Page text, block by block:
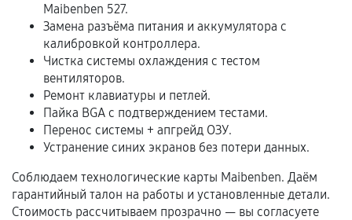
В некоторых случаях возможно оформление
расширенной гарантии. Стоимость, сроки и
условия продления согласовываются отдельно и
фиксируются в документах.
Когда гарантия не действует
Нарушение правил эксплуатации,
механические повреждения, попадание влаги,
перегрев, коррозия.
Maibenben 527.
Замена разъёма питания и аккумулятора с
калибровкой контроллера.
Чистка системы охлаждения с тестом
вентиляторов.
Ремонт клавиатуры и петлей.
Пайка BGA с подтверждением тестами.
Перенос системы + апгрейд ОЗУ.
Устранение синих экранов без потери данных.
Соблюдаем технологические карты Maibenben. Даём
гарантийный талон на работы и установленные детали.
Стоимость рассчитываем прозрачно — вы согласуете